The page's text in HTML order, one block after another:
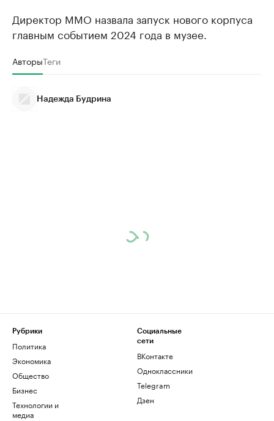
Директор ММО назвала запуск нового корпуса
главным событием 2024 года в музее.
АвторыТеги
Надежда Будрина
Рубрики
Политика
Экономика
Общество
Бизнес
Технологии и
медиа
Социальные
сети
ВКонтакте
Одноклассники
Telegram
Дзен